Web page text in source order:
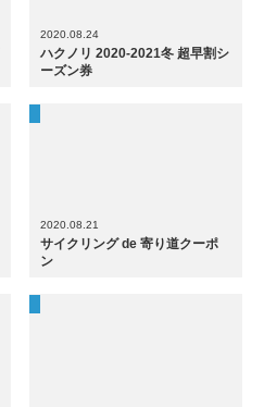
2020.08.24
ハクノリ 2020-2021冬 超早割シ
ーズン券
2020.08.21
サイクリング de 寄り道クーポ
ン